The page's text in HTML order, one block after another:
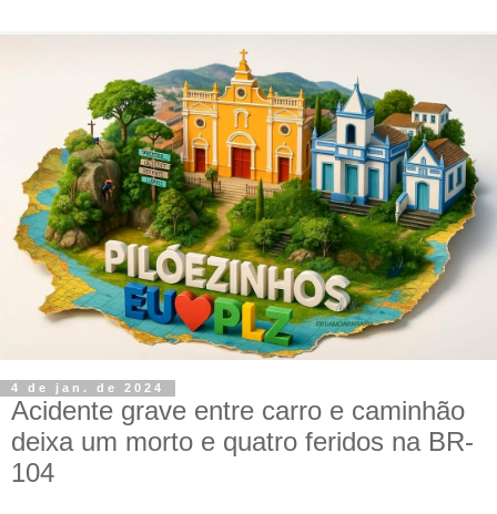
4 de jan. de 2024
Acidente grave entre carro e caminhão
deixa um morto e quatro feridos na BR-
104